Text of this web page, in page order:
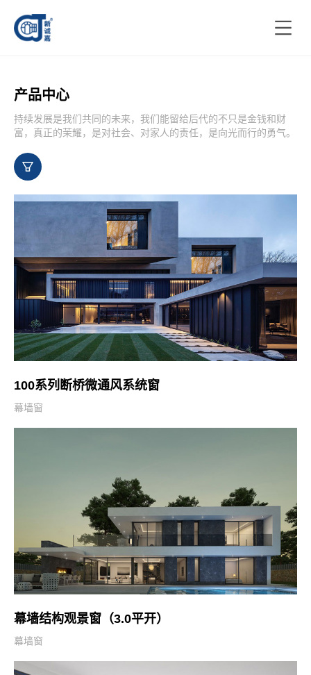
产品中心
持续发展是我们共同的未来，我们能留给后代的不只是金钱和财
富，真正的茉耀，是对社会、对家人的责任，是向光而行的勇气。
100系列断桥微通风系统窗
幕墙窗
幕墙结构观景窗（3.0平开）
幕墙窗